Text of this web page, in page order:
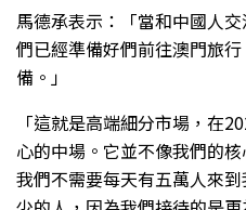
馬德承表示：「當和中國人
們已經準備好們前往澳門旅
備。」
「這就是高端細分市場，在
心的中場。它並不像我們的
我們不需要每天有五萬人來